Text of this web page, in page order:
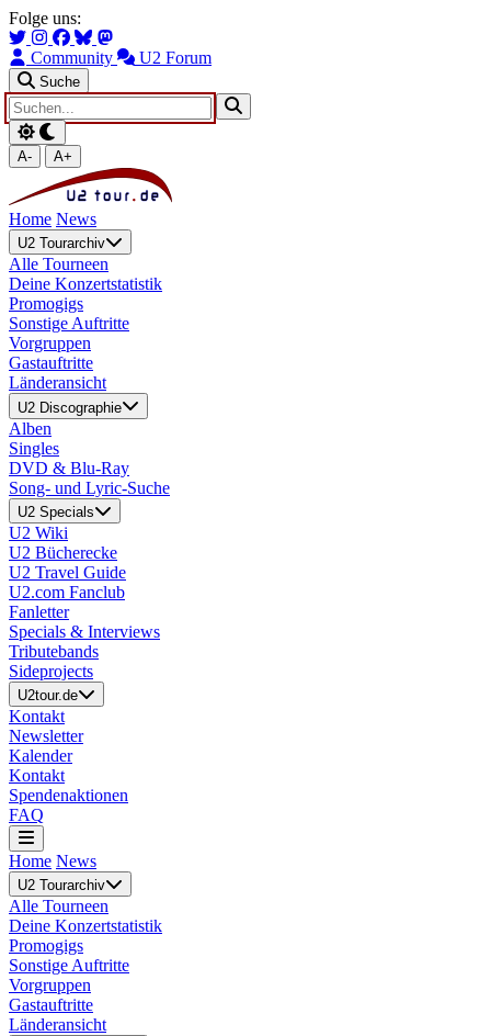
Zum Hauptinhalt springen
Zur Navigation springen
Folge uns:
Community U2 Forum
Suche
A- A+
Home News
U2 Tourarchiv
Alle Tourneen
Deine Konzertstatistik
Promogigs
Sonstige Auftritte
Vorgruppen
Gastauftritte
Länderansicht
U2 Discographie
Alben
Singles
DVD & Blu-Ray
Song- und Lyric-Suche
U2 Specials
U2 Wiki
U2 Bücherecke
U2 Travel Guide
U2.com Fanclub
Fanletter
Specials & Interviews
Tributebands
Sideprojects
U2tour.de
Kontakt
Newsletter
Kalender
Kontakt
Spendenaktionen
FAQ
Home News
U2 Tourarchiv
Alle Tourneen
Deine Konzertstatistik
Promogigs
Sonstige Auftritte
Vorgruppen
Gastauftritte
Länderansicht